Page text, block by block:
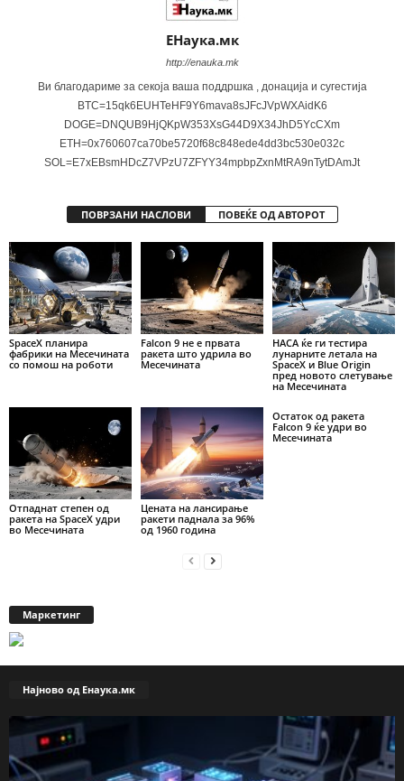
ЕНаука.мк
http://enauka.mk
Ви благодариме за секоја ваша поддршка , донација и сугестија
BTC=15qk6EUHTeHF9Y6mava8sJFcJVpWXAidK6
DOGE=DNQUB9HjQKpW353XsG44D9X34JhD5YcCXm
ETH=0x760607ca70be5720f68c848ede4dd3bc530e032c
SOL=E7xEBsmHDcZ7VPzU7ZFYY34mpbpZxnMtRA9nTytDAmJt
ПОВРЗАНИ НАСЛОВИ ПОВЕЌЕ ОД АВТОРОТ
SpaceX планира
фабрики на Месечината
со помош на роботи
Falcon 9 не е првата
ракета што удрила во
Месечината
НАСА ќе ги тестира
лунарните летала на
SpaceX и Blue Origin
пред новото слетување
на Месечината
Отпаднат степен од
ракета на SpaceX удри
во Месечината
Цената на лансирање
ракети паднала за 96%
од 1960 година
Остаток од ракета
Falcon 9 ќе удри во
Месечината
Маркетинг
Најново од Енаука.мк